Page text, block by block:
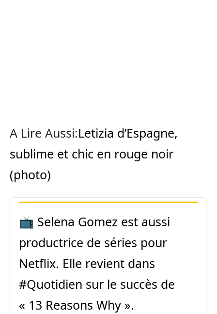
A Lire Aussi:Letizia d’Espagne,
sublime et chic en rouge noir
(photo)
📺 Selena Gomez est aussi
productrice de séries pour
Netflix. Elle revient dans
#Quotidien sur le succès de
« 13 Reasons Why ».